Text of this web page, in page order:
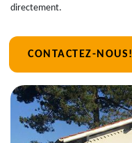
directement.
CONTACTEZ-NOUS!